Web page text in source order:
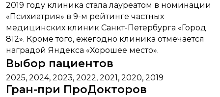
2019 году клиника стала лауреатом в номинации
«Психиатрия» в 9-м рейтинге частных
медицинских клиник Санкт-Петербурга «Город
812». Кроме того, ежегодно клиника отмечается
наградой Яндекса «Хорошее место».
Выбор пациентов
2025, 2024, 2023, 2022, 2021, 2020, 2019
Гран-при ПроДокторов